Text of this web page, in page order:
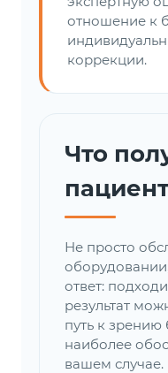
отношение к
коррекции.
Что
Не просто
ответ:
результат
путь к зрению
наиболее
вашем случае.